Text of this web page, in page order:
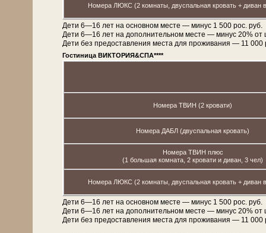
Номера ЛЮКС (2 комнаты, двуспальная кровать + диван в
Дети 6—16 лет на основном месте — минус 1 500 рос. руб.
Дети 6—16 лет на дополнительном месте — минус 20% от
Дети без предоставления места для проживания — 11 000
Гостиница ВИКТОРИЯ&СПА****
Номера ТВИН (2 кровати)
Номера ДАБЛ (двуспальная кровать)
Номера ТВИН плюс
(1 большая комната, 2 кровати и диван, 3 чел)
Номера ЛЮКС (2 комнаты, двуспальная кровать + диван в
Дети 6—16 лет на основном месте — минус 1 500 рос. руб.
Дети 6—16 лет на дополнительном месте — минус 20% от
Дети без предоставления места для проживания — 11 000